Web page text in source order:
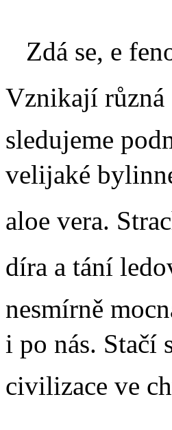
Zdá se, e
Vznikají různá
sledujeme
velijaké
aloe vera.
díra a tání
nesmírně
i po nás. Stačí
civilizace ve